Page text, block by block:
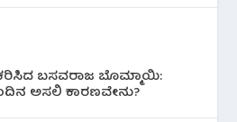
ಬಸವರಾಜ ಬೊಮ್ಮಾಯಿ:
ಅಸಲಿ ಕಾರಣವೇನು?